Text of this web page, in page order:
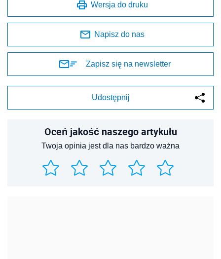
Wersja do druku
Napisz do nas
Zapisz się na newsletter
Udostępnij
Oceń jakość naszego artykułu
Twoja opinia jest dla nas bardzo ważna